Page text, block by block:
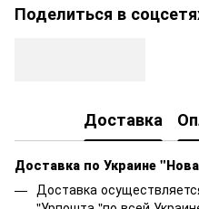
Поделиться в
Доставка
Доставка по Украине
Доставка